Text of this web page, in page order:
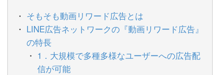
そもそも動画リワード広告とは
LINE広告ネットワークの『動画リワード広告』
の特長
1．大規模で多種多様なユーザーへの広告配
信が可能